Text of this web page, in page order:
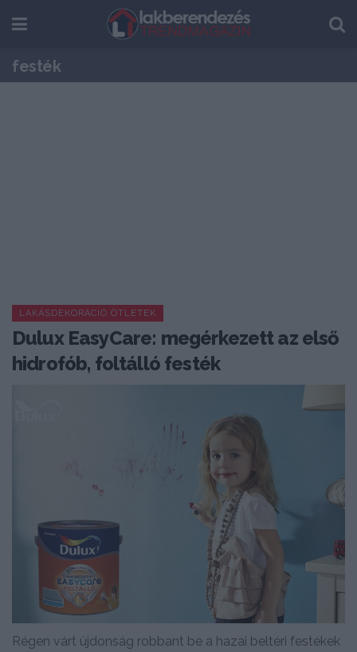
festék
LAKÁSDEKORÁCIÓ ÖTLETEK
Dulux EasyCare: megérkezett az első
hidrofób, foltálló festék
Régen várt újdonság robbant be a hazai beltéri festékek